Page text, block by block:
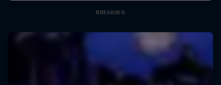
BREAKING